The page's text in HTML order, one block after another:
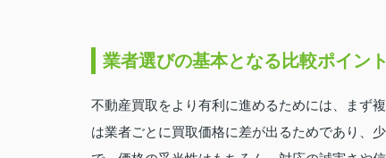
業者選びの基本となる比較ポイント
不動産買取をより有利に進めるためには、まず
は業者ごとに買取価格に差が出るためであり、